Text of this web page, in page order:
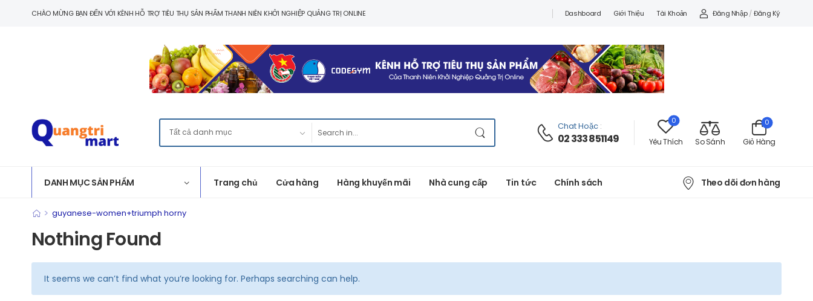
CHÀO MỪNG BẠN ĐẾN VỚI KÊNH HỖ TRỢ TIÊU THỤ SẢN PHẨM THANH NIÊN KHỞI NGHIỆP QUẢNG TRỊ ONLINE Dashboard Giới Thiệu Tài Khoản Đăng Nhập / Đăng Ký
Chat Hoặc :
02 333 851149
0
Yêu Thích So Sánh Giỏ Hàng
0
DANH MỤC SẢN PHẨM Trang chủ Cửa hàng Hàng khuyến mãi Nhà cung cấp Tin tức Chính sách Theo dõi đơn hàng
> guyanese-women+triumph horny
Nothing Found
It seems we can’t find what you’re looking for. Perhaps searching can help.